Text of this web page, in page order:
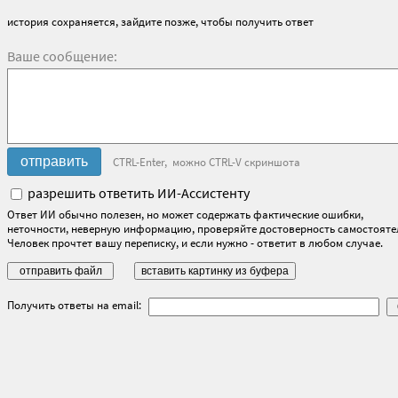
история сохраняется, зайдите позже, чтобы получить ответ
Ваше сообщение:
CTRL-Enter, можно CTRL-V скриншота
разрешить ответить ИИ-Ассистенту
Ответ ИИ обычно полезен, но может содержать фактические ошибки,
неточности, неверную информацию, проверяйте достоверность
Человек прочтет вашу переписку, и если нужно - ответит в любом случае.
Получить ответы на email: